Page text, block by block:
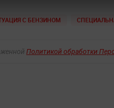
С БЕНЗИНОМ
Политикой обработки